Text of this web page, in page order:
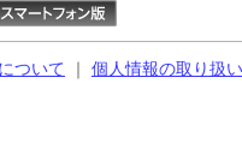
ついて ｜ 個人情報の取り扱